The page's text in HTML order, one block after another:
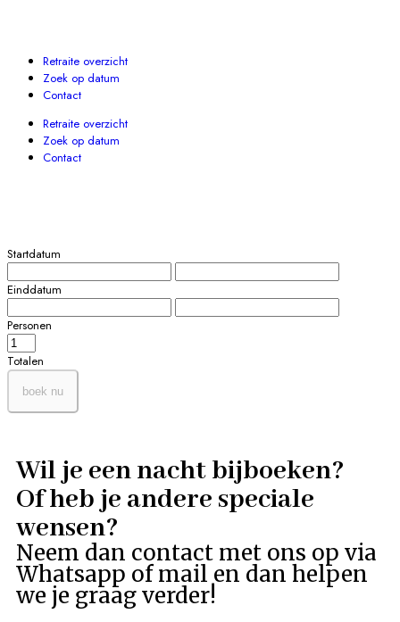
Retraite overzicht
Zoek op datum
Contact
Retraite overzicht
Zoek op datum
Contact
Startdatum
Einddatum
Personen
Totalen
boek nu
Wil je een nacht bijboeken?
Of heb je andere speciale
wensen?
Neem dan contact met ons op via
Whatsapp of mail en dan helpen
we je graag verder!